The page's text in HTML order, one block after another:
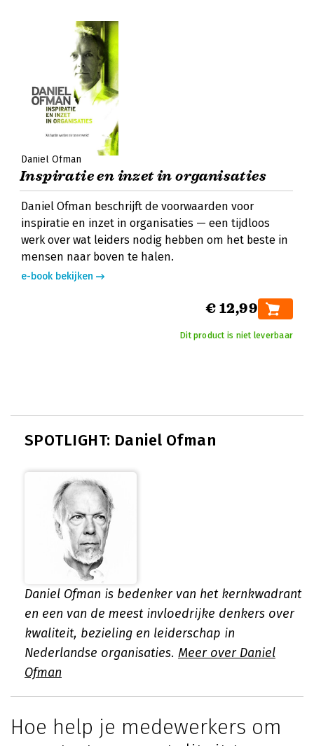
Daniel Ofman
Inspiratie en inzet in organisaties
Daniel Ofman beschrijft de voorwaarden voor
inspiratie en inzet in organisaties — een tijdloos
werk over wat leiders nodig hebben om het beste in
mensen naar boven te halen.
e-book bekijken
€ 12,99
Dit product is niet leverbaar
SPOTLIGHT: Daniel Ofman
Daniel Ofman is bedenker van het kernkwadrant
en een van de meest invloedrijke denkers over
kwaliteit, bezieling en leiderschap in
Nederlandse organisaties. Meer over Daniel
Ofman
Hoe help je medewerkers om